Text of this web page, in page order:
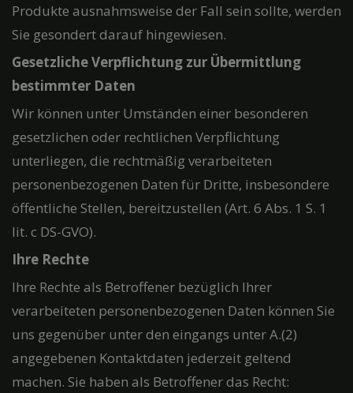
Produkte ausnahmsweise der Fall sein sollte, werden
Sie gesondert darauf hingewiesen.
Gesetzliche Verpflichtung zur Übermittlung
bestimmter Daten
Wir können unter Umständen einer besonderen
gesetzlichen oder rechtlichen Verpflichtung
unterliegen, die rechtmäßig verarbeiteten
personenbezogenen Daten für Dritte, insbesondere
öffentliche Stellen, bereitzustellen (Art. 6 Abs. 1 S. 1
lit. c DS-GVO).
Ihre Rechte
Ihre Rechte als Betroffener bezüglich Ihrer
verarbeiteten personenbezogenen Daten können Sie
uns gegenüber unter den eingangs unter A.(2)
angegebenen Kontaktdaten jederzeit geltend
machen. Sie haben als Betroffener das Recht: